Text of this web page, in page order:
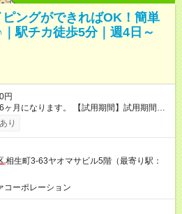
ングができればOK！簡単
駅チカ徒歩5分｜週4日～
円
。 【試用期間】試用期間あ
1ヶ月 雇用形態、給与は本採用時と同じで
り
相生町3-63ヤオマサビル5階（最寄り駅：
コーポレーション